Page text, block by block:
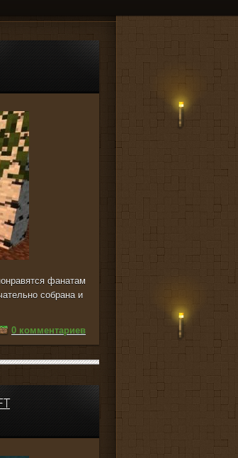
фанатам
собрана и
0 комментариев